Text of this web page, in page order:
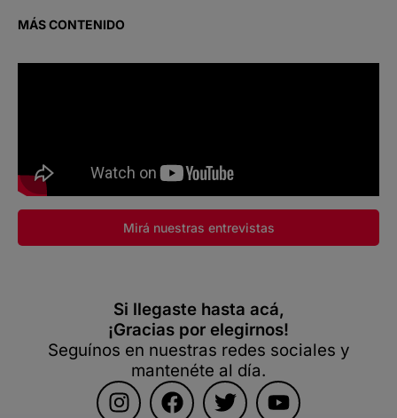
MÁS CONTENIDO
Mirá nuestras entrevistas
Si llegaste hasta acá,
¡Gracias por elegirnos!
Seguínos en nuestras redes sociales y
mantenéte al día.